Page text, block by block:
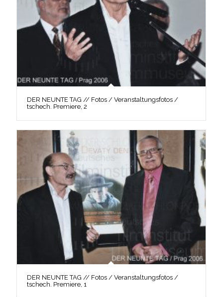
DER NEUNTE TAG // Fotos / Veranstaltungsfotos /
tschech. Premiere, 2
DER NEUNTE TAG // Fotos / Veranstaltungsfotos /
tschech. Premiere, 1